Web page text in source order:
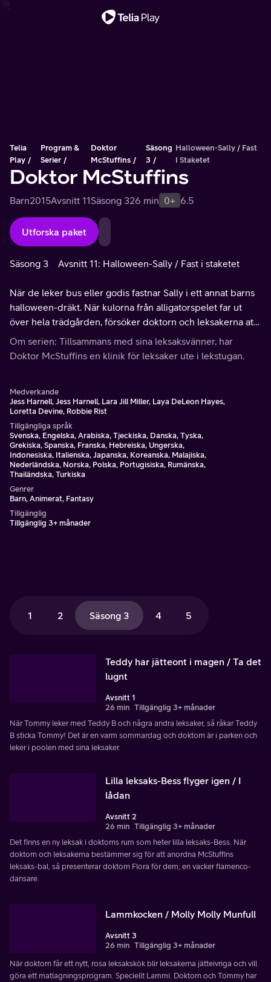
Telia
Play
Program &
Serier
Doktor
McStuffins
Säsong
3
Halloween-Sally / Fast
I Staketet
Doktor McStuffins
Barn2015Avsnitt 11Säsong 326 min 0+ 6.5
Utforska paket
Säsong 3 Avsnitt 11: Halloween-Sally / Fast i staketet
När de leker bus eller godis fastnar Sally i ett annat barns
halloween-dräkt. När kulorna från alligatorspelet far ut
över hela trädgården, försöker doktorn och leksakerna att
fånga dem.
Om serien: Tillsammans med sina leksaksvänner, har
Doktor McStuffins en klinik för leksaker ute i lekstugan.
Medverkande
Jess Harnell, Jess Harnell, Lara Jill Miller, Laya DeLeon Hayes,
Loretta Devine, Robbie Rist
Tillgängliga språk
Svenska, Engelska, Arabiska, Tjeckiska, Danska, Tyska,
Grekiska, Spanska, Franska, Hebreiska, Ungerska,
Indonesiska, Italienska, Japanska, Koreanska, Malajiska,
Nederländska, Norska, Polska, Portugisiska, Rumänska,
Thailändska, Turkiska
Genrer
Barn, Animerat, Fantasy
Tillgänglig
Tillgänglig 3+ månader
1 2 Säsong 3 4 5
Teddy har jätteont i magen / Ta det
lugnt
Avsnitt 1
26 min Tillgänglig 3+ månader
När Tommy leker med Teddy B och några andra leksaker, så råkar Teddy
B sticka Tommy! Det är en varm sommardag och doktorn är i parken och
leker i poolen med sina leksaker.
Lilla leksaks-Bess flyger igen / I
lådan
Avsnitt 2
26 min Tillgänglig 3+ månader
Det finns en ny leksak i doktorns rum som heter lilla leksaks-Bess. När
doktorn och leksakerna bestämmer sig för att anordna McStuffins
leksaks-bal, så presenterar doktorn Flora för dem; en vacker flamenco-
dansare.
Lammkocken / Molly Molly Munfull
Avsnitt 3
26 min Tillgänglig 3+ månader
När doktorn får ett nytt, rosa leksakskök blir leksakerna jätteivriga och vill
göra ett matlagningsprogram. Speciellt Lammi. Doktorn och Tommy har